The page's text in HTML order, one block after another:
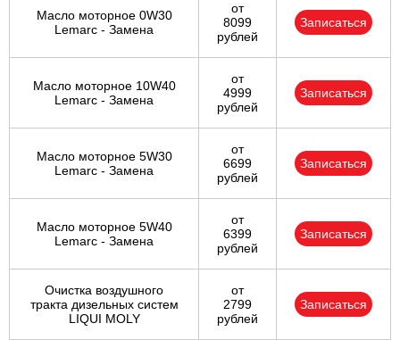
Масло моторное 0W30
Lemarc - Замена
от
8099
рублей
Записаться
Масло моторное 10W40
Lemarc - Замена
от
4999
рублей
Записаться
Масло моторное 5W30
Lemarc - Замена
от
6699
рублей
Записаться
Масло моторное 5W40
Lemarc - Замена
от
6399
рублей
Записаться
Очистка воздушного
тракта дизельных систем
LIQUI MOLY
от
2799
рублей
Записаться